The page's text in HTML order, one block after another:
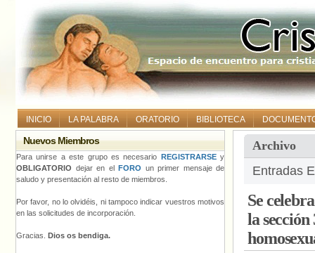
INICIO LA PALABRA ORATORIO BIBLIOTECA
Archivo
Entradas
Se
la
Nuevos Miembros
Para unirse a este grupo es necesario REGISTRARSEy
OBLIGATORIO dejar en el FORO un primer mensaje de
saludo y presentación al resto de miembros.
Por favor, no lo olvidéis, ni tampoco indicar vuestros motivos
en las solicitudes de incorporación.
Gracias. Dios os bendiga.